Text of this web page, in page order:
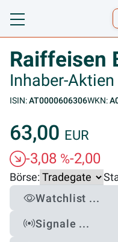
Toggle navigation
Raiffeisen
Inhaber-Aktien
ISIN:AT0000606306WKN:
63,00 EUR
-3,08 %-2,00
Börse:
Watchlist ...
Signale ...